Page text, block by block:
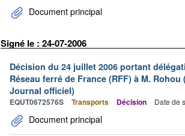
Document principal
Signé le : 24-07-2006
Décision du 24 juillet 2006 portant
Réseau ferré de France (RFF) à M.
Journal officiel)
EQUT0672576S Transports Décision Date de
Document principal